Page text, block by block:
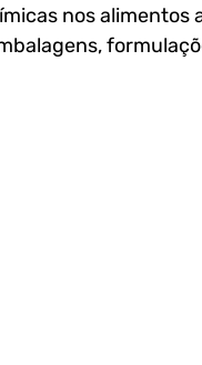
nos alimentos